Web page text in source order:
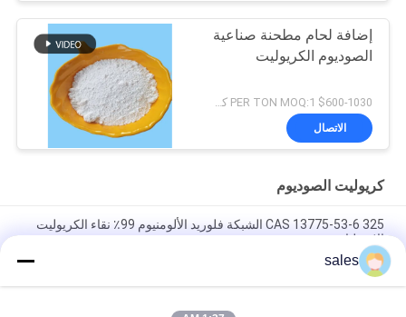
إضافة لحام مطحنة صناعية
الصوديوم الكريوليت
$600-1030 PER TON MOQ:1 كجم
الاتصال
كريوليت الصوديوم
CAS 13775-53-6 325 الشبكة فلوريد الألومنيوم 99٪ نقاء الكريوليت
الاصطناعي
الصناعي
sales